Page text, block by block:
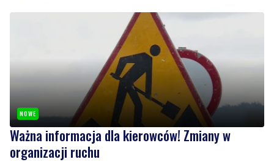
NOWE
Ważna informacja dla kierowców! Zmiany w
organizacji ruchu